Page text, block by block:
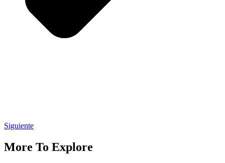
Siguiente
More To Explore